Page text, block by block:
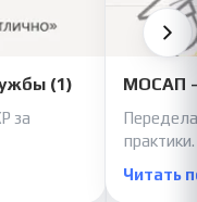
(1)
за
МОСАП
практики.
Читать